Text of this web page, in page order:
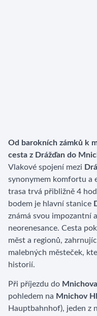
Od barokních zámků k
cesta z Drážďan do
Vlakové spojení mezi
synonymem komfortu a
trasa trvá přibližně 4
bodem je hlavní stanice
známá svou impozantní
neorenesance. Cesta
měst a regionů,
malebných městeček,
historií.
Při příjezdu do Mnichova
pohledem na Mnichov
Hauptbahnhof), jeden z